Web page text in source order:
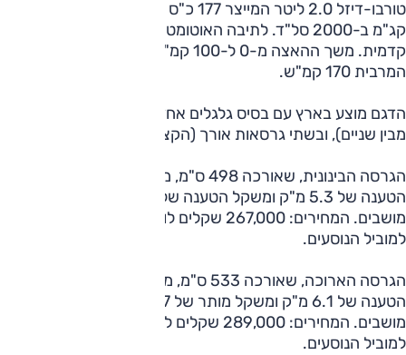
המרבית 170 קמ"ש.
מבין שניים), ובשתי גרסאות אורך (הקצרה אינה משווקת).
הגרסה הבינונית, שאורכה 498 ס"מ, מוצעת כוואן עם נפח
למוביל הנוסעים.
הגרסה הארוכה, שאורכה 533 ס"מ, מוצעת כוואן עם נפח
למוביל הנוסעים.